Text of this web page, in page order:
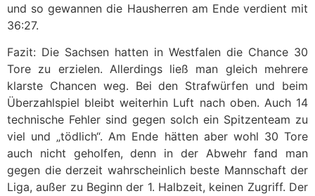
und so gewannen die Hausherren am Ende verdient mit
36:27.
Fazit: Die Sachsen hatten in Westfalen die Chance 30
Tore zu erzielen. Allerdings ließ man gleich mehrere
klarste Chancen weg. Bei den Strafwürfen und beim
Überzahlspiel bleibt weiterhin Luft nach oben. Auch 14
technische Fehler sind gegen solch ein Spitzenteam zu
viel und „tödlich“. Am Ende hätten aber wohl 30 Tore
auch nicht geholfen, denn in der Abwehr fand man
gegen die derzeit wahrscheinlich beste Mannschaft der
Liga, außer zu Beginn der 1. Halbzeit, keinen Zugriff. Der